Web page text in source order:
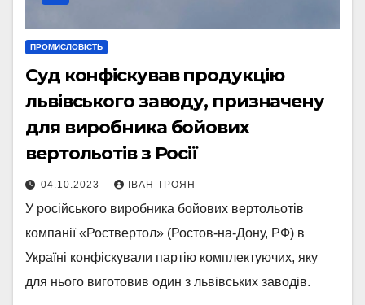
ПРОМИСЛОВІСТЬ
Суд конфіскував продукцію
львівського заводу, призначену
для виробника бойових
вертольотів з Росії
04.10.2023 ІВАН ТРОЯН
У російського виробника бойових вертольотів
компанії «Роствертол» (Ростов-на-Дону, РФ) в
Україні конфіскували партію комплектуючих, яку
для нього виготовив один з львівських заводів.